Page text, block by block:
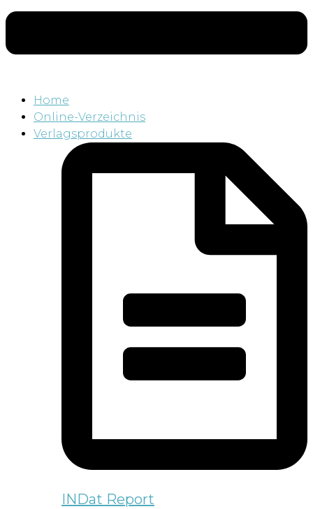
Home
Online-Verzeichnis
Verlagsprodukte
INDat Report